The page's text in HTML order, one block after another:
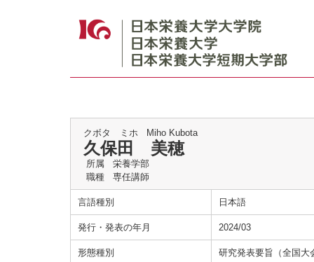
クボタ ミホ Miho Kubota
久保田 美穂
所属
栄養学部
職種
専任講師
言語種別 日本語
発行・発表の年月 2024/03
形態種別 研究発表要旨（全国大